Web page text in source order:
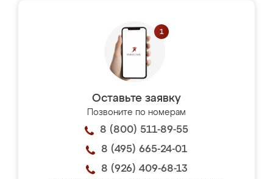
Оставьте заявку
Позвоните по номерам
8 (800) 511-89-55
8 (495) 665-24-01
8 (926) 409-68-13